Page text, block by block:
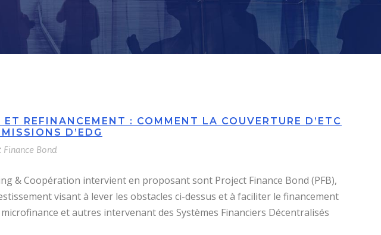
REFINANCEMENT : COMMENT LA COUVERTURE D’ETC
D’EDG
Finance Bond
& Coopération intervient en proposant sont Project Finance Bond (PFB),
visant à lever les obstacles ci-dessus et à faciliter le financement
et autres intervenant des Systèmes Financiers Décentralisés